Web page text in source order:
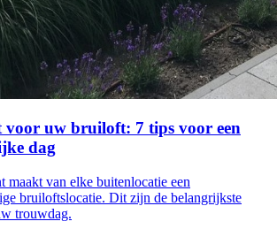
voor uw bruiloft: 7 tips voor een
dag
maakt van elke buitenlocatie een
bruiloftslocatie. Dit zijn de belangrijkste
trouwdag.